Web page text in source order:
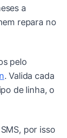
a
repara no
pelo
. Valida cada
de linha, o
por isso